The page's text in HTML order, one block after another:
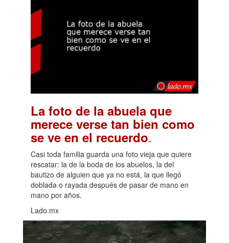
La foto de la abuela que
merece verse tan bien como
se ve en el recuerdo.
Casi toda familia guarda una foto vieja que quiere
rescatar: la de la boda de los abuelos, la del
bautizo de alguien que ya no está, la que llegó
doblada o rayada después de pasar de mano en
mano por años.
Lado.mx